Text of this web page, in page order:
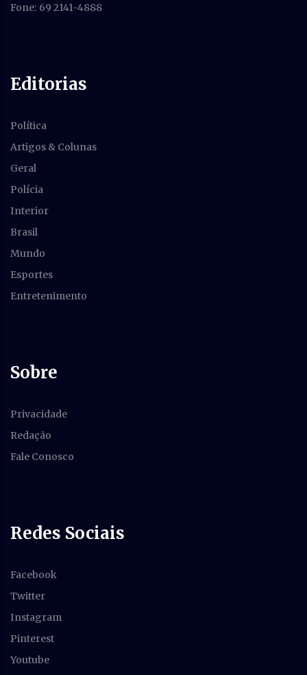
Fone: 69 2141-4888
Editorias
Política
Artigos & Colunas
Geral
Polícia
Interior
Brasil
Mundo
Esportes
Entretenimento
Sobre
Privacidade
Redação
Fale Conosco
Redes Sociais
Facebook
Twitter
Instagram
Pinterest
Youtube